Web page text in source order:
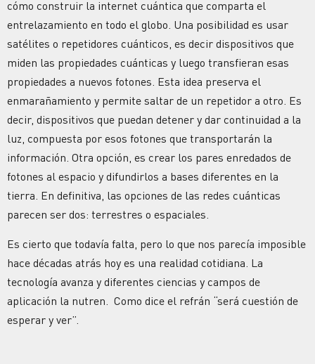
cómo construir la internet cuántica que comparta el
entrelazamiento en todo el globo. Una posibilidad es usar
satélites o repetidores cuánticos, es decir dispositivos que
miden las propiedades cuánticas y luego transfieran esas
propiedades a nuevos fotones. Esta idea preserva el
enmarañamiento y permite saltar de un repetidor a otro. Es
decir, dispositivos que puedan detener y dar continuidad a la
luz, compuesta por esos fotones que transportarán la
información. Otra opción, es crear los pares enredados de
fotones al espacio y difundirlos a bases diferentes en la
tierra. En definitiva, las opciones de las redes cuánticas
parecen ser dos: terrestres o espaciales.
Es cierto que todavía falta, pero lo que nos parecía imposible
hace décadas atrás hoy es una realidad cotidiana. La
tecnología avanza y diferentes ciencias y campos de
aplicación la nutren. Como dice el refrán “será cuestión de
esperar y ver”.